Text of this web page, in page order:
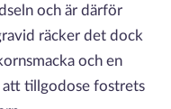
och är därför
räcker det dock
och en
att tillgodose fostrets